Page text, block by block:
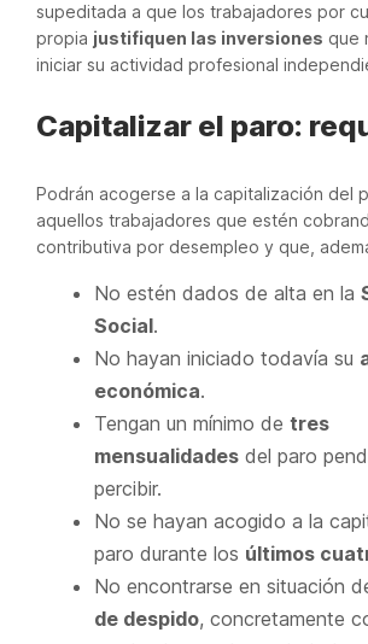
supeditada a que los trabajadores por
propia justifiquen las inversiones que
iniciar su actividad profesional
Capitalizar el paro:
Podrán acogerse a la capitalización del
aquellos trabajadores que estén
contributiva por desempleo y que,
No estén dados de alta en la
Social.
No hayan iniciado todavía su
económica.
Tengan un mínimo de tres
mensualidades del paro
percibir.
No se hayan acogido a la
paro durante los últimos
No encontrarse en situación
de despido, concretamente